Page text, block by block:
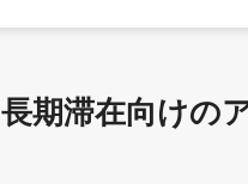
長期滞在向け⁠の